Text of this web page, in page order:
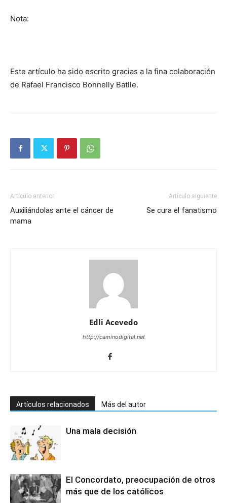
Nota:
Este artículo ha sido escrito gracias a la fina colaboración
de Rafael Francisco Bonnelly Batlle.
Artículo anterior
Auxiliándolas ante el cáncer de
mama
Artículo siguiente
Se cura el fanatismo
Edli Acevedo
http://caminodigital.net
Artículos relacionados Más del autor
Una mala decisión
El Concordato, preocupación de otros
más que de los católicos